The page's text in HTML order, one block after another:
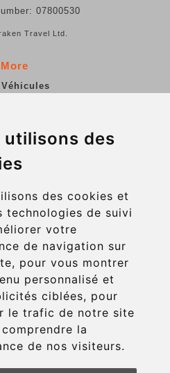
utilisons des
des cookies et
technologies de suivi
votre
de navigation sur
pour vous montrer
personnalisé et
ciblées, pour
le trafic de notre site
la
de nos visiteurs.
07800530
Travel Ltd.
More
Véhicules
Enterprise
Générales
preferences
with STRIPE